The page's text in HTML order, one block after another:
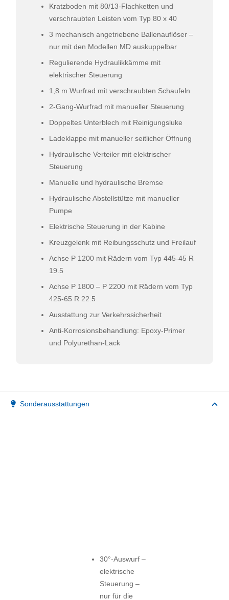
Kratzboden mit 80/13-Flachketten und
verschraubten Leisten vom Typ 80 x 40
3 mechanisch angetriebene Ballenauflöser –
nur mit den Modellen MD auskuppelbar
Regulierende Hydraulikkämme mit
elektrischer Steuerung
1,8 m Wurfrad mit verschraubten Schaufeln
2-Gang-Wurfrad mit manueller Steuerung
Doppeltes Unterblech mit Reinigungsluke
Ladeklappe mit manueller seitlicher Öffnung
Hydraulische Verteiler mit elektrischer
Steuerung
Manuelle und hydraulische Bremse
Hydraulische Abstellstütze mit manueller
Pumpe
Elektrische Steuerung in der Kabine
Kreuzgelenk mit Reibungsschutz und Freilauf
Achse P 1200 mit Rädern vom Typ 445-45 R
19.5
Achse P 1800 – P 2200 mit Rädern vom Typ
425-65 R 22.5
Ausstattung zur Verkehrssicherheit
Anti-Korrosionsbehandlung: Epoxy-Primer
und Polyurethan-Lack
Sonderausstattungen
30°-Auswurf –
elektrische
Steuerung –
nur für die